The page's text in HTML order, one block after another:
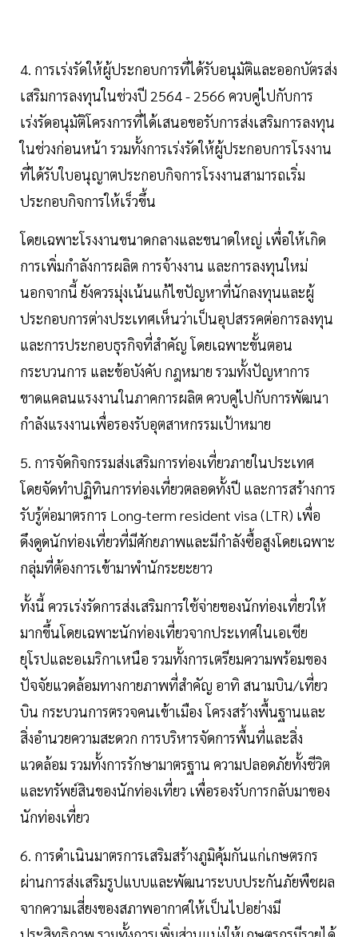
4. การเร่งรัดให้ผู้ประกอบการที่ได้รับอนุมัติและออกบัตรส่ง
เสริมการลงทุนในช่วงปี 2564 - 2566 ควบคู่ไปกับการ
เร่งรัดอนุมัติโครงการที่ได้เสนอขอรับการส่งเสริมการลงทุน
ในช่วงก่อนหน้า รวมทั้งการเร่งรัดให้ผู้ประกอบการโรงงาน
ที่ได้รับใบอนุญาตประกอบกิจการโรงงานสามารถเริ่ม
ประกอบกิจการให้เร็วขึ้น
โดยเฉพาะโรงงานขนาดกลางและขนาดใหญ่ เพื่อให้เกิด
การเพิ่มกำลังการผลิต การจ้างงาน และการลงทุนใหม่
นอกจากนี้ ยังควรมุ่งเน้นแก้ไขปัญหาที่นักลงทุนและผู้
ประกอบการต่างประเทศเห็นว่าเป็นอุปสรรคต่อการลงทุน
และการประกอบธุรกิจที่สำคัญ โดยเฉพาะขั้นตอน
กระบวนการ และข้อบังคับ กฎหมาย รวมทั้งปัญหาการ
ขาดแคลนแรงงานในภาคการผลิต ควบคู่ไปกับการพัฒนา
กำลังแรงงานเพื่อรองรับอุตสาหกรรมเป้าหมาย
5. การจัดกิจกรรมส่งเสริมการท่องเที่ยวภายในประเทศ
โดยจัดทำปฏิทินการท่องเที่ยวตลอดทั้งปี และการสร้างการ
รับรู้ต่อมาตรการ Long-term resident visa (LTR) เพื่อ
ดึงดูดนักท่องเที่ยวที่มีศักยภาพและมีกำลังซื้อสูงโดยเฉพาะ
กลุ่มที่ต้องการเข้ามาพำนักระยะยาว
ทั้งนี้ ควรเร่งรัดการส่งเสริมการใช้จ่ายของนักท่องเที่ยวให้
มากขึ้นโดยเฉพาะนักท่องเที่ยวจากประเทศในเอเชีย
ยุโรปและอเมริกาเหนือ รวมทั้งการเตรียมความพร้อมของ
ปัจจัยแวดล้อมทางกายภาพที่สำคัญ อาทิ สนามบิน/เที่ยว
บิน กระบวนการตรวจคนเข้าเมือง โครงสร้างพื้นฐานและ
สิ่งอำนวยความสะดวก การบริหารจัดการพื้นที่และสิ่ง
แวดล้อม รวมทั้งการรักษามาตรฐาน ความปลอดภัยทั้งชีวิต
และทรัพย์สินของนักท่องเที่ยว เพื่อรองรับการกลับมาของ
นักท่องเที่ยว
6. การดำเนินมาตรการเสริมสร้างภูมิคุ้มกันแก่เกษตรกร
ผ่านการส่งเสริมรูปแบบและพัฒนาระบบประกันภัยพืชผล
จากความเสี่ยงของสภาพอากาศให้เป็นไปอย่างมี